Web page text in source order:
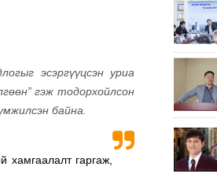
эсэргүүцсэн уриа
гэж тодорхойлсон
байна.
хамгаалалт гаргаж,